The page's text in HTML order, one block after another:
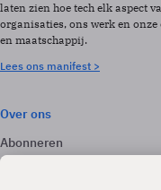
laten zien hoe tech elk aspect
organisaties, ons werk en
en maatschappij.
Lees ons manifest >
Over ons
Abonneren
Adverteren